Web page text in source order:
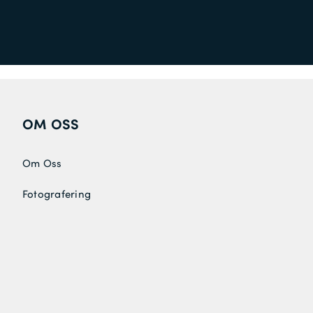
OM OSS
Om Oss
Fotografering